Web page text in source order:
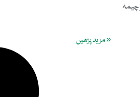
چیمہ
« مزید پڑھیں